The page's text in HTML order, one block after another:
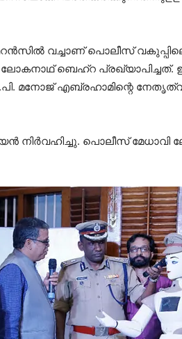
വച്ചാണ് പൊലീസ്
ബെഹ്‌റ പ്രഖ്യാപിച്ചത്.
മനോജ് എബ്രഹാമിന്റെ
നിര്‍വഹിച്ചു. പൊലീസ്